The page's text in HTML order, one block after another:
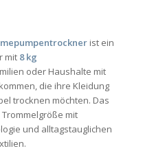
ist ein
mit 8 kg
oder Haushalte mit
die ihre Kleidung
trocknen möchten. Das
mit
und alltagstauglichen